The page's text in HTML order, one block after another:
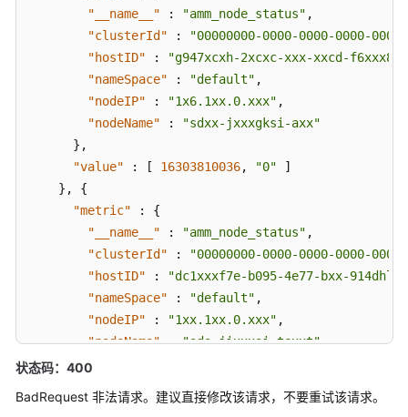
询
区
间
数
据
方
查
询
瞬
据
（推
POST
"__name__"
: "amm_node_status" ,
"clusterId"
:
"00000000-0000-0000-0000-
"hostID"
:
"g947xcxh-2xcxc-xxx-xxcd-f6xxx85"
"nameSpace"
: "default" ,
"nodeIP"
: "1x6.1xx.0.xxx" ,
"nodeName"
:
"sdxx-jxxxgksi-axx"
} ,
"value"
: [ 16303810036, "0"
]
} ,
{
"metric"
:
{
"__name__"
: "amm_node_status" ,
"clusterId"
:
"00000000-0000-0000-0000-
"hostID"
:
"dc1xxxf7e-b095-4e77-bxx-
"nameSpace"
: "default" ,
"nodeIP"
: "1xx.1xx.0.xxx" ,
"nodeName" : "sds-jixxxsi-texxt"
},
}
]
状态码：400
BadRequest 非法请求。建议直接修改该请求，不要重试该请求。